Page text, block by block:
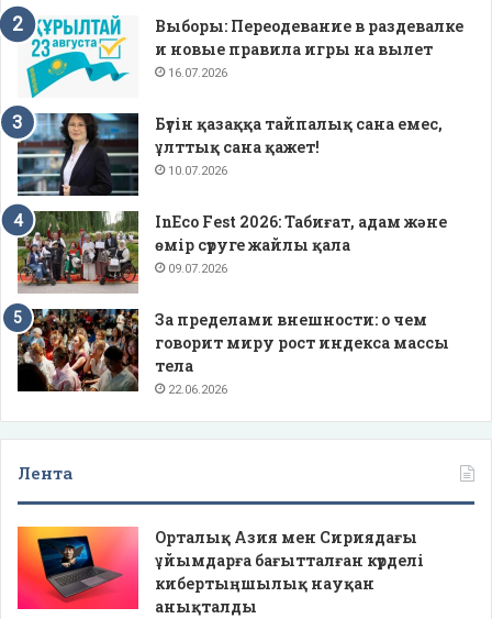
Выборы: Переодевание в раздевалке
и новые правила игры на вылет
16.07.2026
Бүгін қазаққа тайпалық сана емес,
ұлттық сана қажет!
10.07.2026
InEco Fest 2026: Табиғат, адам және
өмір сүруге жайлы қала
09.07.2026
За пределами внешности: о чем
говорит миру рост индекса массы
тела
22.06.2026
Лента
Орталық Азия мен Сириядағы
ұйымдарға бағытталған күрделі
кибертыңшылық науқан
анықталды